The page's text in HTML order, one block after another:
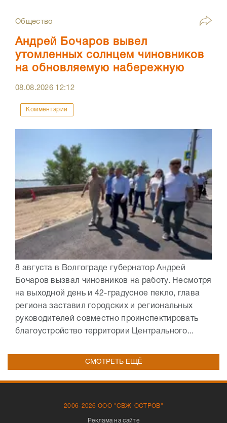
Общество
Андрей Бочаров вывел
утомленных солнцем чиновников
на обновляемую набережную
08.08.2026 12:12
Комментарии
8 августа в Волгограде губернатор Андрей
Бочаров вызвал чиновников на работу. Несмотря
на выходной день и 42-градусное пекло, глава
региона заставил городских и региональных
руководителей совместно проинспектировать
благоустройство территории Центрального...
СМОТРЕТЬ ЕЩЁ
2006-2026 ООО "СВЖ"ОСТРОВ"
Реклама на сайте